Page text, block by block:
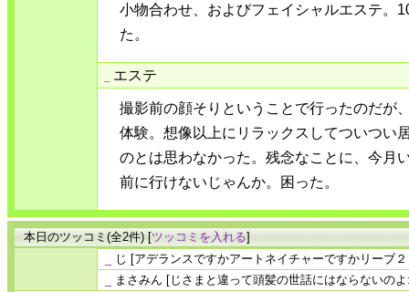
小物合わせ、およびフェイシャルエステ。
た。
エステ
撮影前の顔そりということで行ったのだが
体験。想像以上にリラックスしてついつい
のとは思わなかった。残念なことに、今月
前に行けないじゃんか。困った。
本日のツッコミ(全2件) [ツッコミを入れる]
じ [アデランスですかアートネイチャーですかリーブ
まさみん [じさまと違って頭髪の世話にはならないの